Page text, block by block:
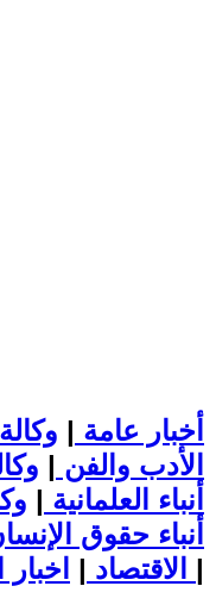
أخبار عامة |
الأدب والفن |
أنباء العلمانية |
أنباء حقوق
الاقتصاد | |